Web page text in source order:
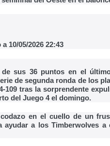
10/05/2026 22:43
sus 36 puntos en el
de segunda ronda de los
109 tras la sorprendente
del Juego 4 el domingo.
en el cuello de un
ayudar a los Timberwolves